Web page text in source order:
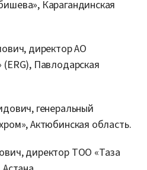
Карагандинская
директор АО
Павлодарская
генеральный
Актюбинская область.
директор ТОО «Таза